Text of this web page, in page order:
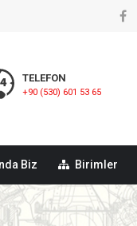
TELEFON
+90 (530) 601 53 65
Biz Birimler